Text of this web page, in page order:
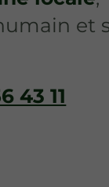
et
43 11